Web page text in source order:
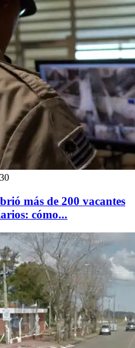
más de 200 vacantes
cómo...